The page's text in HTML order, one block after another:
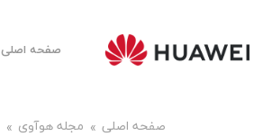
موبایل
صفحه اصلی
صفحه اصلی مجله هوآوی